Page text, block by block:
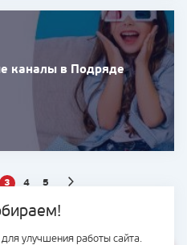
улучшения работы сайта.
каналы в Подряде
3 4 5